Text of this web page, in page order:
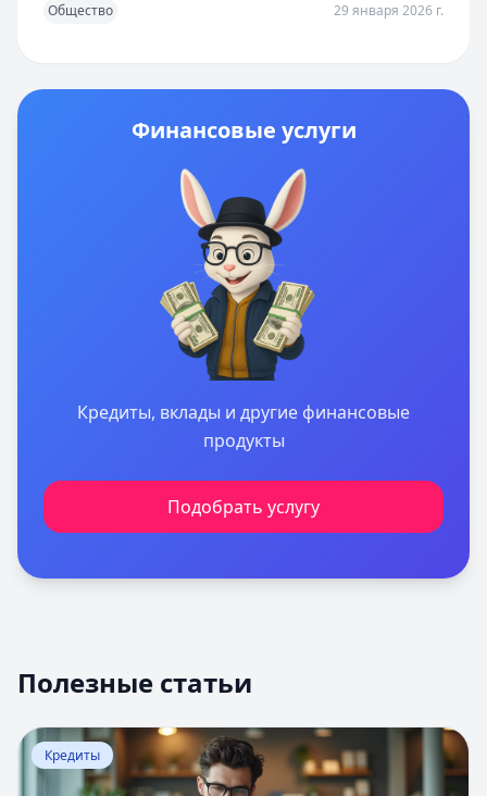
Общество 29 января 2026 г.
Финансовые услуги
Кредиты, вклады и другие финансовые
продукты
Подобрать услугу
Полезные статьи
Перейти к статье:Кредитная линия банков
Кредиты